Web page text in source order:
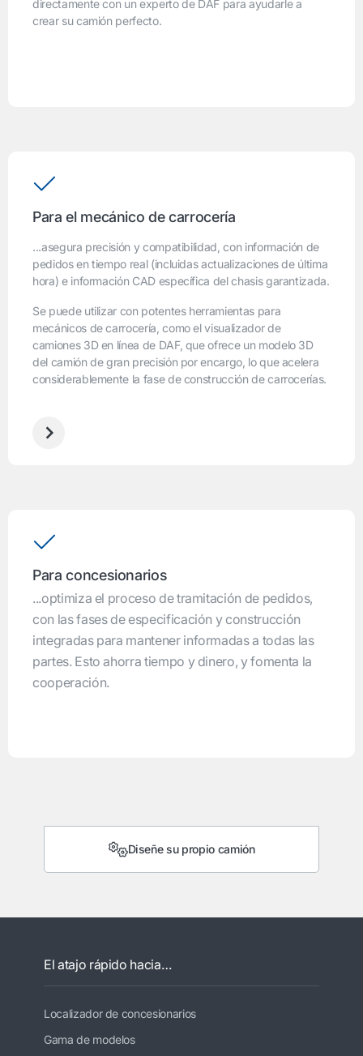
directamente con un experto de DAF para ayudarle a
crear su camión perfecto.
Para el mecánico de carrocería
...asegura precisión y compatibilidad, con información de
pedidos en tiempo real (incluidas actualizaciones de última
hora) e información CAD específica del chasis garantizada.
Se puede utilizar con potentes herramientas para
mecánicos de carrocería, como el visualizador de
camiones 3D en línea de DAF, que ofrece un modelo 3D
del camión de gran precisión por encargo, lo que acelera
considerablemente la fase de construcción de carrocerías.
Para concesionarios
...optimiza el proceso de tramitación de pedidos,
con las fases de especificación y construcción
integradas para mantener informadas a todas las
partes. Esto ahorra tiempo y dinero, y fomenta la
cooperación.
Diseñe su propio camión
El atajo rápido hacia…
Localizador de concesionarios
Gama de modelos